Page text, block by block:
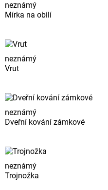
neznámý
Mírka na obilí
neznámý
Vrut
neznámý
Dveřní kování zámkové
neznámý
Trojnožka